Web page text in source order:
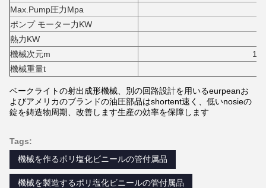
Max.Pump圧力Mpa
ポンプ モーター力KW
熱力KW
機械次元m
機械重量t
ベークライトの射出成形機械、別の回路設計を用いるeurpeanお
よびアメリカのブランドの油圧部品はshortent速く、低いnosieの
錠を鋳造物周期、改善します生産の効率を保障します
Tags:
機械を作るポリ塩化ビニールの管付属品
機械を製造するポリ塩化ビニールの管付属品